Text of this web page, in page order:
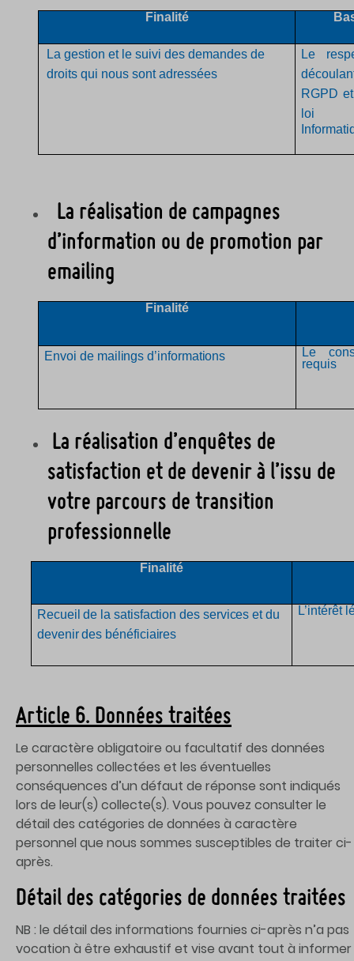
Finalité
La gestion et le suivi des demandes de
droits qui nous sont adressées
Le
RGPD
loi
La réalisation de campagnes
d’information ou de promotion par
emailing
Finalité
Envoi de mailings d’informations
Le
requis
La réalisation d’enquêtes de
satisfaction et de devenir à l’issu de
votre parcours de transition
professionnelle
Finalité
Recueil de la satisfaction des services et du
devenir des bénéficiaires
L’intérêt
Article 6. Données traitées
Le caractère obligatoire ou facultatif des données
personnelles collectées et les éventuelles
conséquences d’un défaut de réponse sont indiqués
lors de leur(s) collecte(s). Vous pouvez consulter le
détail des catégories de données à caractère
personnel que nous sommes susceptibles de traiter ci-
après.
Détail des catégories de données traitées
NB : le détail des informations fournies ci-après n’a pas
vocation à être exhaustif et vise avant tout à informer